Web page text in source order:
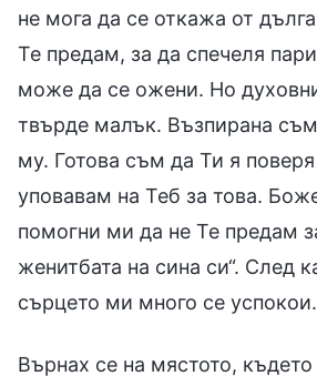
не мога да се откажа от
Те предам, за да спечеля
може да се ожени. Но
твърде малък. Възпирана
му. Готова съм да Ти я
уповавам на Теб за това.
помогни ми да не Те предам
женитбата на сина си“. След
сърцето ми много се успокои.
Върнах се на мястото, където